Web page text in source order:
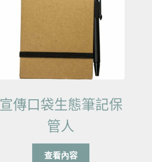
宣傳口袋生態筆記保
管人
查看內容